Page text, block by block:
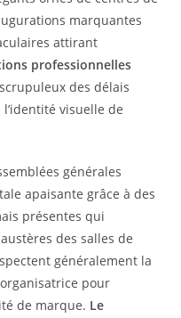
marquantes
attirant
professionnelles
des délais
visuelle de
générales
apaisante grâce à des
présentes qui
des salles de
généralement la
pour
de marque. Le